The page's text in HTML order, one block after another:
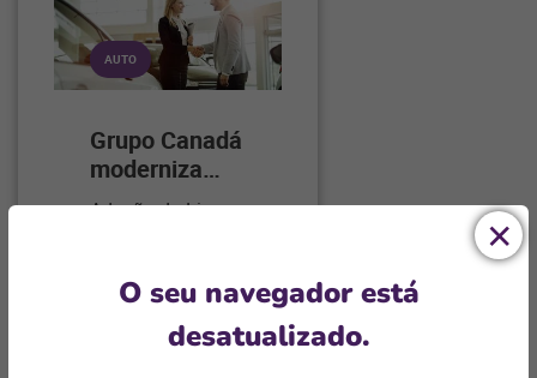
AUTO
Grupo Canadá
moderniza…
Adoção do Linx
O seu navegador está
desatualizado.